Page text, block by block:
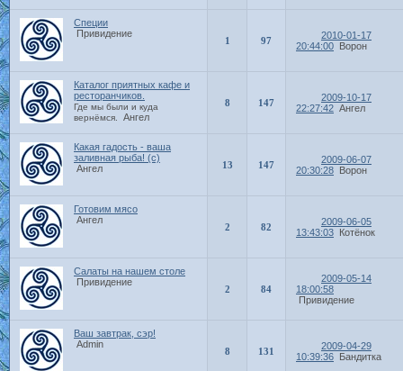
Специи
Привидение
1 97
2010-01-17
20:44:00
Ворон
Каталог приятных кафе и
ресторанчиков.
Где мы были и куда
вернёмся.
Ангел
8 147
2009-10-17
22:27:42 Ангел
Какая гадость - ваша
заливная рыба! (с)
Ангел
13 147
2009-06-07
20:30:28
Ворон
Готовим мясо
Ангел
2 82
2009-06-05
13:43:03
Котёнок
Салаты на нашем столе
Привидение
2 84
2009-05-14
18:00:58
Привидение
Ваш завтрак, сэр!
Admin
8 131
2009-04-29
10:39:36
Бандитка